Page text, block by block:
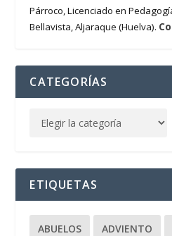
Párroco, Licenciado en
Bellavista, Aljaraque (Huelva).
CATEGORÍAS
ETIQUETAS
ABUELOS ADVIENTO